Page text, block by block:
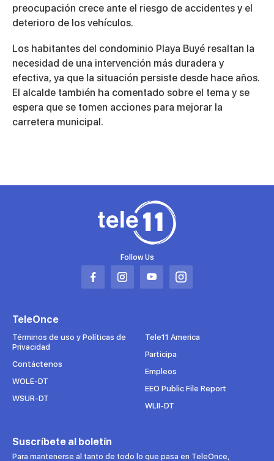
preocupación crece ante el riesgo de accidentes y el
deterioro de los vehículos.
Los habitantes del condominio Playa Buyé resaltan la
necesidad de una intervención más duradera y
efectiva, ya que la situación persiste desde hace años.
El alcalde también ha comentado sobre el tema y se
espera que se tomen acciones para mejorar la
carretera municipal.
Follow Us
Abrir
pestaña
Abrir
pestaña
Abrir
pestaña
Abrir
pestaña
TeleOnce
Términos de uso y Políticas de
Privacidad
Contáctenos
WOLE-DT
WSUR-DT
Tele11 America
Participa
Empleos
EEO Public File Report
WLII-DT
Suscríbete al boletín
Para mantenerse al tanto de todo lo que pasa en TeleOnce,